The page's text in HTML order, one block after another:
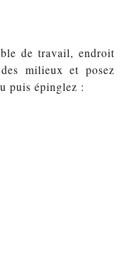
de travail, endroit
milieux et posez
puis épinglez :